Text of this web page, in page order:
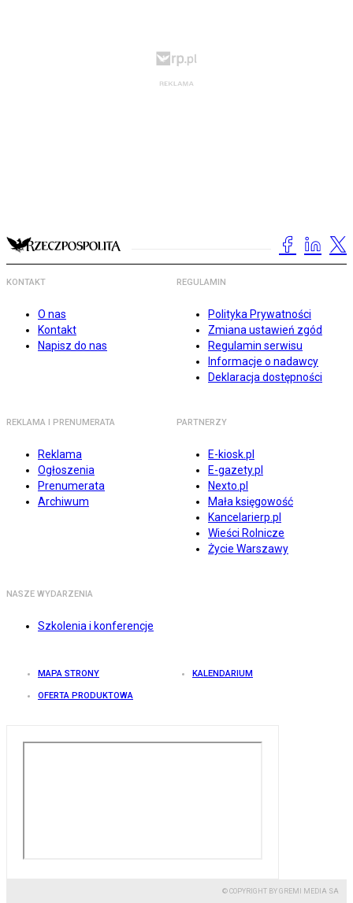
KONTAKT
O nas
Kontakt
Napisz do nas
REGULAMIN
Polityka Prywatności
Zmiana ustawień zgód
Regulamin serwisu
Informacje o nadawcy
Deklaracja dostępności
REKLAMA I PRENUMERATA
Reklama
Ogłoszenia
Prenumerata
Archiwum
PARTNERZY
E-kiosk.pl
E-gazety.pl
Nexto.pl
Mała księgowość
Kancelarierp.pl
Wieści Rolnicze
Życie Warszawy
NASZE WYDARZENIA
Szkolenia i konferencje
MAPA STRONY KALENDARIUM
OFERTA PRODUKTOWA
© COPYRIGHT BY GREMI MEDIA SA